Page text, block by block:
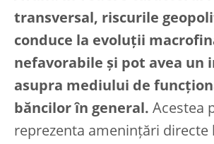
transversal, riscurile
conduce la evoluții
nefavorabile și pot avea un
asupra mediului de
băncilor în general. Acestea
reprezenta amenințări directe